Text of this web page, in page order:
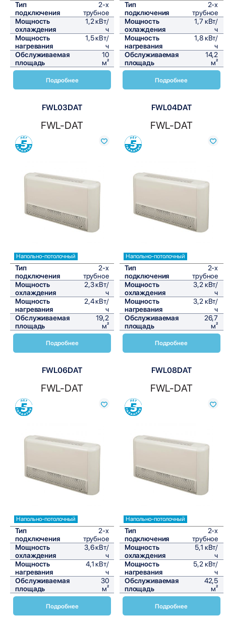
Тип
подключения
2-х
трубное
Мощность
охлаждения
1,2 кВт/
ч
Мощность
нагревания
1,5 кВт/
ч
Обслуживаемая
площадь
10
м²
Подробнее
Тип
подключения
2-х
трубное
Мощность
охлаждения
1,7 кВт/
ч
Мощность
нагревания
1,8 кВт/
ч
Обслуживаемая
площадь
14,2
м²
Подробнее
FWL03DAT
FWL-DAT
Сравнить
Напольно-потолочный
Тип
подключения
2-х
трубное
Мощность
охлаждения
2,3 кВт/
ч
Мощность
нагревания
2,4 кВт/
ч
Обслуживаемая
площадь
19,2
м²
Подробнее
FWL04DAT
FWL-DAT
Сравнить
Напольно-потолочный
Тип
подключения
2-х
трубное
Мощность
охлаждения
3,2 кВт/
ч
Мощность
нагревания
3,2 кВт/
ч
Обслуживаемая
площадь
26,7
м²
Подробнее
FWL06DAT
FWL-DAT
Сравнить
Напольно-потолочный
Тип
подключения
2-х
трубное
Мощность
охлаждения
3,6 кВт/
ч
Мощность
нагревания
4,1 кВт/
ч
Обслуживаемая
площадь
30
м²
Подробнее
FWL08DAT
FWL-DAT
Сравнить
Напольно-потолочный
Тип
подключения
2-х
трубное
Мощность
охлаждения
5,1 кВт/
ч
Мощность
нагревания
5,2 кВт/
ч
Обслуживаемая
площадь
42,5
м²
Подробнее